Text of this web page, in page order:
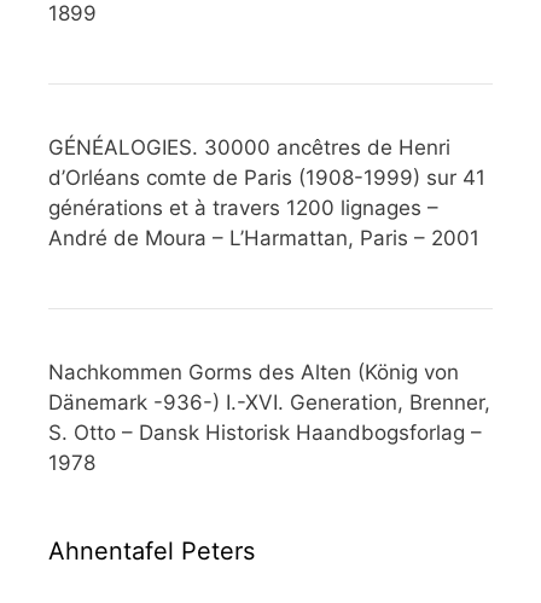
1899
GÉNÉALOGIES. 30000 ancêtres de Henri
d’Orléans comte de Paris (1908-1999) sur 41
générations et à travers 1200 lignages –
André de Moura – L’Harmattan, Paris – 2001
Nachkommen Gorms des Alten (König von
Dänemark -936-) I.-XVI. Generation, Brenner,
S. Otto – Dansk Historisk Haandbogsforlag –
1978
Ahnentafel Peters